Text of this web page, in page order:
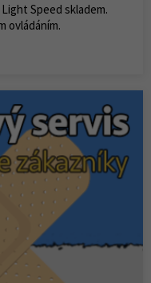
Speed skladem.
ovládáním.